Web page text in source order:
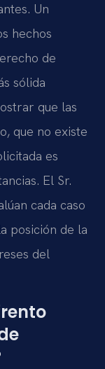
Un
hechos
de
sólida
que las
que no existe
es
El Sr.
cada caso
posición de la
del